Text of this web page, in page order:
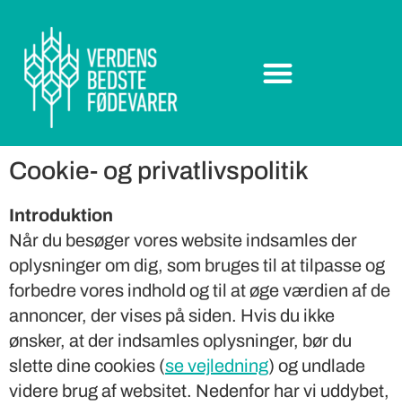
Cookie- og privatlivspolitik
Introduktion
Når du besøger vores website indsamles der
oplysninger om dig, som bruges til at tilpasse og
forbedre vores indhold og til at øge værdien af de
annoncer, der vises på siden. Hvis du ikke
ønsker, at der indsamles oplysninger, bør du
slette dine cookies (se vejledning) og undlade
videre brug af websitet. Nedenfor har vi uddybet,